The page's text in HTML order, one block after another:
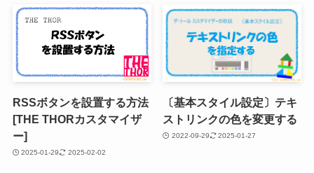
RSSボタンを設置する方法
[THE THORカスタマイザ
ー]
2025-01-29 2025-02-02
〔基本スタイル設定〕テキ
ストリンクの色を変更する
2022-09-29 2025-01-27